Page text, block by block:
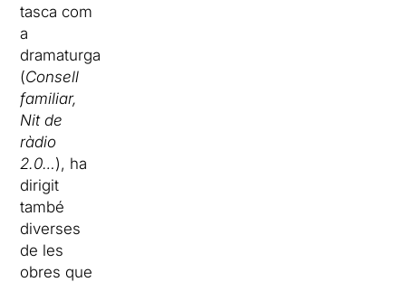
tasca com
a
dramaturga
(Consell
familiar,
Nit de
ràdio
2.0…), ha
dirigit
també
diverses
de les
obres que